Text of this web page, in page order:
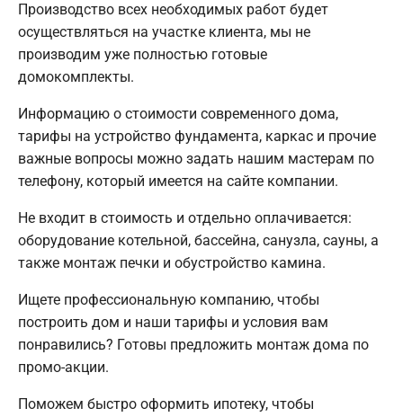
Производство всех необходимых работ будет
осуществляться на участке клиента, мы не
производим уже полностью готовые
домокомплекты.
Информацию о стоимости современного дома,
тарифы на устройство фундамента, каркас и прочие
важные вопросы можно задать нашим мастерам по
телефону, который имеется на сайте компании.
Не входит в стоимость и отдельно оплачивается:
оборудование котельной, бассейна, санузла, сауны, а
также монтаж печки и обустройство камина.
Ищете профессиональную компанию, чтобы
построить дом и наши тарифы и условия вам
понравились? Готовы предложить монтаж дома по
промо-акции.
Поможем быстро оформить ипотеку, чтобы